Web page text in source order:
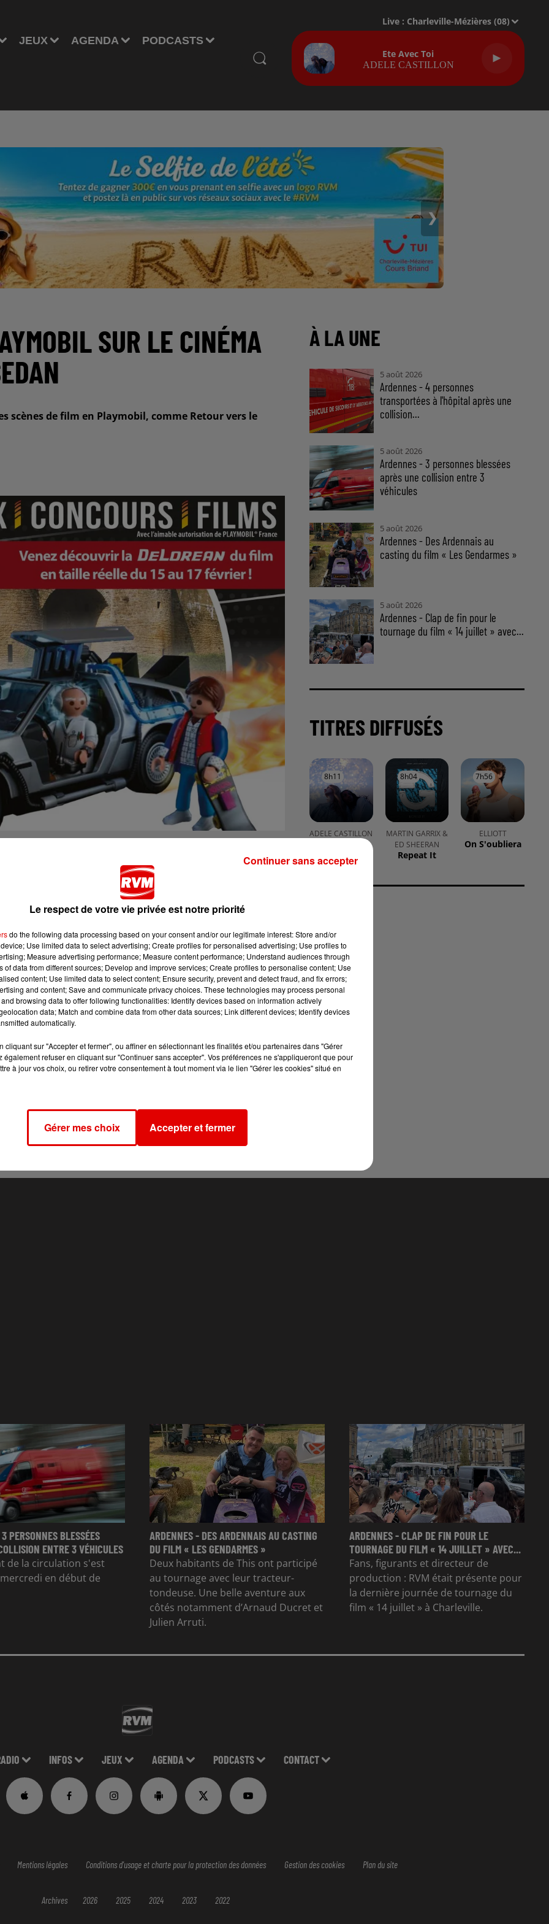
JEUX AGENDA PODCASTS
Live : Charleville-Mézières (08)
Ete Avec Toi
ADELE CASTILLON
❯
SUR LE CINÉMA
scènes de film en Playmobil, comme Retour vers le
Fort de Sedan renouvelle son exposition de
quelques 6 500 visiteurs sur cinq jours.
mercredi 19 février avec pour cette 3e édition, un
Fort de Sedan, au micro de Manon Lo-voï :
par un collectionneur privé. En revanche, impossible de
mais la grande salle de 250m² du Château Fort de
pour l'occasion la célèbre Delorean du film "Retour
une initiation à l'overboard.
jeux, des projections de films Playmobil, un concours de
et l’entrée sera gratuite pour les moins de 6 ans.
entre 10h et 18h.
À LA UNE
5 août 2026
Ardennes - 4 personnes
transportées à l'hôpital après une
collision...
5 août 2026
Ardennes - 3 personnes blessées
après une collision entre 3
véhicules
5 août 2026
Ardennes - Des Ardennais au
casting du film « Les Gendarmes »
5 août 2026
Ardennes - Clap de fin pour le
tournage du film « 14 juillet » avec...
TITRES DIFFUSÉS
8h11
8h11
ADELE CASTILLON
Ete Avec Toi
8h04
8h04
MARTIN GARRIX &
ED SHEERAN
Repeat It
7h56
7h56
ELLIOTT
On S'oubliera
PERSONNES BLESSÉES
ENTRE 3 VÉHICULES
de la circulation s'est
en début de
ARDENNES - DES ARDENNAIS AU CASTING
DU FILM « LES GENDARMES »
Deux habitants de This ont participé
au tournage avec leur tracteur-
tondeuse. Une belle aventure aux
côtés notamment d’Arnaud Ducret et
Julien Arruti.
ARDENNES - CLAP DE FIN POUR LE
TOURNAGE DU FILM « 14 JUILLET » AVEC...
Fans, figurants et directeur de
production : RVM était présente pour
la dernière journée de tournage du
film « 14 juillet » à Charleville.
INFOS JEUX AGENDA PODCASTS CONTACT
Mentions légales Conditions d'usage et charte pour la protection des données Gestion des cookies Plan du site
Archives 2026 2025 2024 2023 2022
Le respect de votre vie privée est notre priorité
do the following data processing based on your consent and/or our legitimate interest: Store and/or
Use limited data to select advertising; Create profiles for personalised advertising; Use profiles to
Measure advertising performance; Measure content performance; Understand audiences through
of data from different sources; Develop and improve services; Create profiles to personalise content; Use
content; Use limited data to select content; Ensure security, prevent and detect fraud, and fix errors;
and content; Save and communicate privacy choices. These technologies may process personal
browsing data to offer following functionalities: Identify devices based on information actively
data; Match and combine data from other data sources; Link different devices; Identify devices
automatically.
cliquant sur "Accepter et fermer", ou affiner en sélectionnant les finalités et/ou partenaires dans "Gérer
également refuser en cliquant sur "Continuer sans accepter". Vos préférences ne s'appliqueront que pour
à jour vos choix, ou retirer votre consentement à tout moment via le lien "Gérer les cookies" situé en
Gérer mes choix Accepter et fermer
Continuer sans accepter